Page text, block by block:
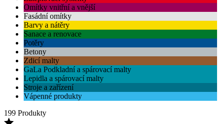
Omítky vnitřní a vnější
Fasádní omítky
Barvy a nátěry
Sanace a renovace
Potěry
Betony
Zdicí malty
GaLa Podkladní a spárovací malty
Lepidla a spárovací malty
Stroje a zařízení
Vápenné produkty
199 Produkty